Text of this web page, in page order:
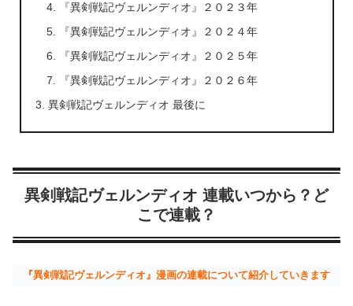
『異剣戦記ヴェルンディオ』２０２３年
『異剣戦記ヴェルンディオ』２０２４年
『異剣戦記ヴェルンディオ』２０２５年
『異剣戦記ヴェルンディオ』２０２６年
異剣戦記ヴェルンディオ 最後に
異剣戦記ヴェルンディオ 連載いつから？ど
こで連載？
『異剣戦記ヴェルンディオ』漫画の連載について紹介していきます